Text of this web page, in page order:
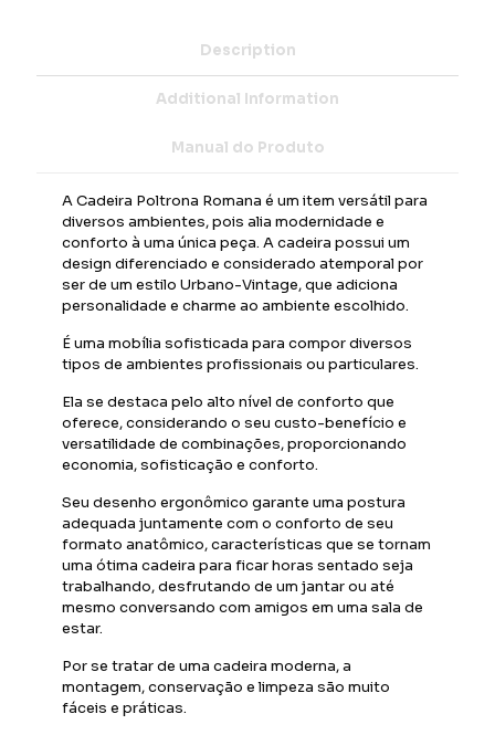
Description
Additional Information
Manual do Produto
A Cadeira Poltrona Romana é um item versátil para
diversos ambientes, pois alia modernidade e
conforto à uma única peça. A cadeira possui um
design diferenciado e considerado atemporal por
ser de um estilo Urbano-Vintage, que adiciona
personalidade e charme ao ambiente escolhido.
É uma mobília sofisticada para compor diversos
tipos de ambientes profissionais ou particulares.
Ela se destaca pelo alto nível de conforto que
oferece, considerando o seu custo-benefício e
versatilidade de combinações, proporcionando
economia, sofisticação e conforto.
Seu desenho ergonômico garante uma postura
adequada juntamente com o conforto de seu
formato anatômico, características que se tornam
uma ótima cadeira para ficar horas sentado seja
trabalhando, desfrutando de um jantar ou até
mesmo conversando com amigos em uma sala de
estar.
Por se tratar de uma cadeira moderna, a
montagem, conservação e limpeza são muito
fáceis e práticas.